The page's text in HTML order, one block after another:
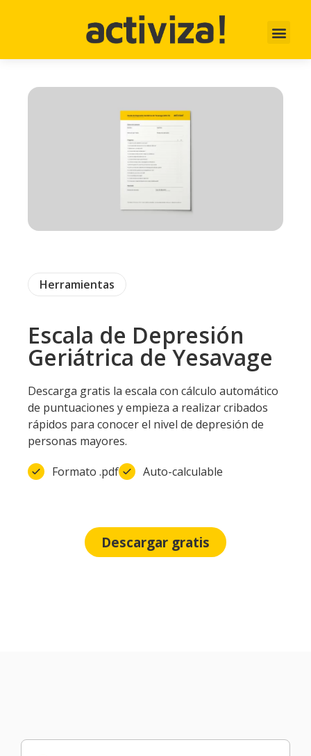
Herramientas
Escala de Depresión
Geriátrica de Yesavage
Descarga gratis la escala con cálculo automático
de puntuaciones y empieza a realizar cribados
rápidos para conocer el nivel de depresión de
personas mayores.
Formato .pdf
Auto-calculable
Descargar gratis